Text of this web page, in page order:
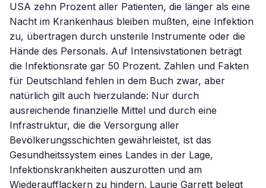
USA zehn Prozent aller Patienten, die länger als eine
Nacht im Krankenhaus bleiben mußten, eine Infektion
zu, übertragen durch unsterile Instrumente oder die
Hände des Personals. Auf Intensivstationen beträgt
die Infektionsrate gar 50 Prozent. Zahlen und Fakten
für Deutschland fehlen in dem Buch zwar, aber
natürlich gilt auch hierzulande: Nur durch
ausreichende finanzielle Mittel und durch eine
Infrastruktur, die die Versorgung aller
Bevölkerungsschichten gewährleistet, ist das
Gesundheitssystem eines Landes in der Lage,
Infektionskrankheiten auszurotten und am
Wiederaufflackern zu hindern. Laurie Garrett belegt